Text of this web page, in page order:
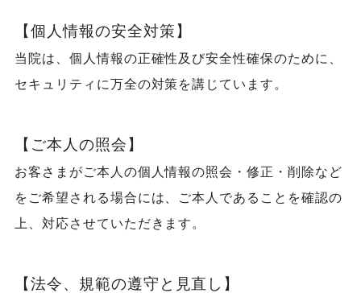
【個人情報の安全対策】
当院は、個人情報の正確性及び安全性確保のために、
セキュリティに万全の対策を講じています。
【ご本人の照会】
お客さまがご本人の個人情報の照会・修正・削除など
をご希望される場合には、ご本人であることを確認の
上、対応させていただきます。
【法令、規範の遵守と見直し】